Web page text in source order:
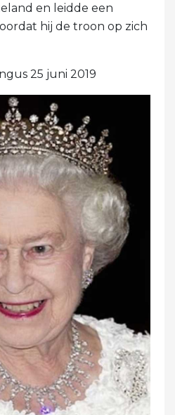
en leidde een
hij de troon op zich
25 juni 2019